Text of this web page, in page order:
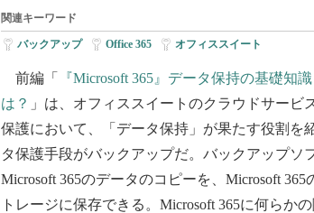
関連キーワード
バックアップ| Office 365 オフィススイート
前編「
『Microsoft 365』データ保持の基礎
は？ 」は、オフィススイートのクラウドサービ
保護において、「データ保持」が果たす役割を
タ保護手段がバックアップだ。バックアップソ
Microsoft 365のデータのコピーを、Microsoft
トレージに保存できる。Microsoft 365に何らか